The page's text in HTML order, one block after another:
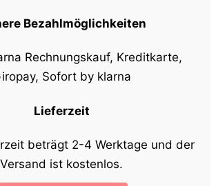
Bezahlmöglichkeiten
Rechnungskauf, Kreditkarte,
Sofort by klarna
Lieferzeit
beträgt 2-4 Werktage und der
Versand ist kostenlos.